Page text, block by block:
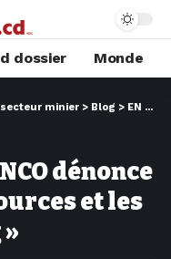
dossier Monde
secteur minier > Blog > EN CONTINU
dénonce
et les